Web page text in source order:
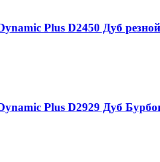
Plus D2450 Дуб резной
Plus D2929 Дуб